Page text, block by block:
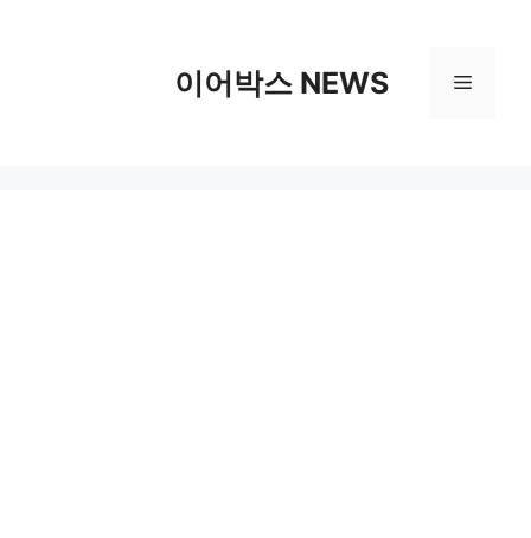
이어박스 NEWS 메